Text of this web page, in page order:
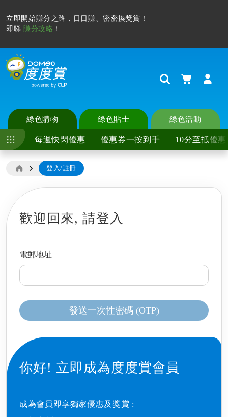
立即開始賺分之路，日日賺、密密換獎賞！
即睇 賺分攻略 ！
Search購物車
綠色購物
每週快閃優惠 優惠券一按到手 10分至抵優惠
綠色貼士 綠色活動
登入/註冊
歡迎回來, 請登入
電郵地址
發送一次性密碼 (OTP)
你好! 立即成為度度賞會員
成為會員即享獨家優惠及獎賞 : ​